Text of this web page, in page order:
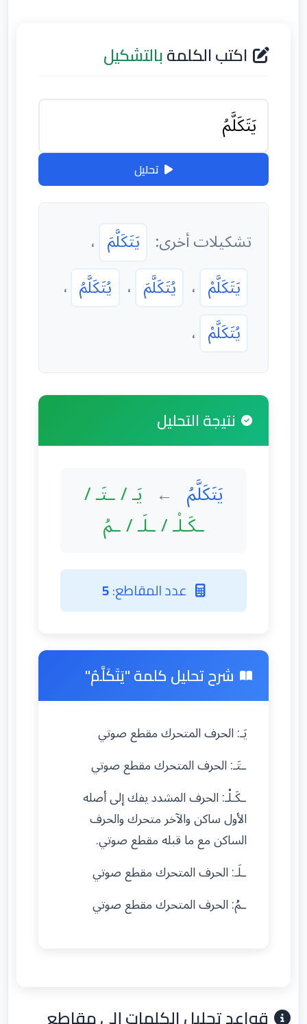
اكتب الكلمةبالتشكيل
تحليل
تشكيلات أخرى: يَتَكَلَّمَ ،
يَتَكَلَّمْ ، يُتَكَلَّمَ ، يُتَكَلَّمُ ،
يُتَكَلَّمْ ،
نتيجة التحليل
يَتَكَلَّمُ ← يَـ / ـتَـ /
ـكَـلْـ / ـلَـ / ـمُ
عدد المقاطع:5
شرح تحليل كلمة "يَتَكَلَّمُ"
يَـ: الحرف المتحرك مقطع صوتي
ـتَـ: الحرف المتحرك مقطع صوتي
ـكَـلْـ: الحرف المشدد يفك إلى أصله
الأول ساكن والآخر متحرك والحرف
الساكن مع ما قبله مقطع صوتي.
ـلَـ: الحرف المتحرك مقطع صوتي
ـمُ: الحرف المتحرك مقطع صوتي